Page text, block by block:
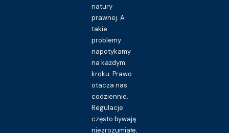
natury
prawnej. A
takie
problemy
napotykamy
na każdym
kroku. Prawo
otacza nas
codziennie.
Regulacje
często bywają
niezrozumiałe,